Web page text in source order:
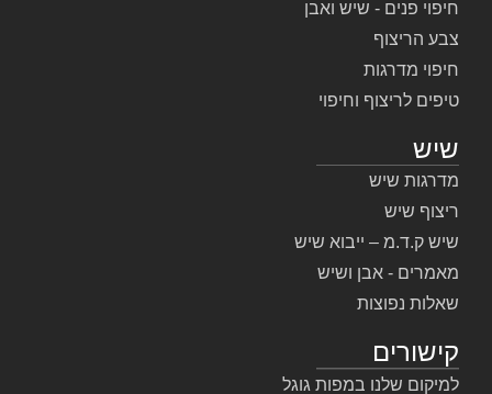
חיפוי פנים - שיש ואבן
צבע הריצוף
חיפוי מדרגות
טיפים לריצוף וחיפוי
שיש
מדרגות שיש
ריצוף שיש
שיש ק.ד.מ – ייבוא שיש
מאמרים - אבן ושיש
שאלות נפוצות
קישורים
למיקום שלנו במפות גוגל